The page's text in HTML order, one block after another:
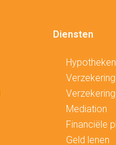
Diensten
Hypotheken
V
Mediation
Financiële
Geld lenen